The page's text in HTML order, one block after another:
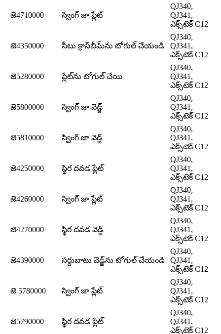
జె4710000 స్వింగ్ జా ప్లేట్
QJ340,
QJ341,
ఎక్స్‌టెక్ C12
జె4350000 సీటు క్రాస్‌బీమ్‌ను టోగుల్ చేయండి
QJ340,
QJ341,
ఎక్స్‌టెక్ C12
జె5280000 ప్లేట్‌ను టోగుల్ చేయి
QJ340,
QJ341,
ఎక్స్‌టెక్ C12
జె5800000 స్వింగ్ జా వెడ్జ్
QJ340,
QJ341,
ఎక్స్‌టెక్ C12
జె5810000 స్వింగ్ జా వెడ్జ్
QJ340,
QJ341,
ఎక్స్‌టెక్ C12
జె4250000 స్థిర దవడ ప్లేట్
QJ340,
QJ341,
ఎక్స్‌టెక్ C12
జె4260000 స్వింగ్ జా ప్లేట్
QJ340,
QJ341,
ఎక్స్‌టెక్ C12
జె4270000 స్థిర దవడ వెడ్జ్
QJ340,
QJ341,
ఎక్స్‌టెక్ C12
జె4390000 సర్దుబాటు వెడ్జ్‌ను టోగుల్ చేయండి
QJ340,
QJ341,
ఎక్స్‌టెక్ C12
జె 5780000 స్వింగ్ జా ప్లేట్
QJ340,
QJ341,
ఎక్స్‌టెక్ C12
జె5790000 స్థిర దవడ ప్లేట్
QJ340,
QJ341,
ఎక్స్‌టెక్ C12